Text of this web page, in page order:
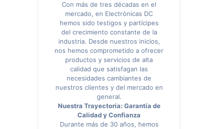
Con más de tres décadas en el
mercado, en Electrónicas DC
hemos sido testigos y partícipes
del crecimiento constante de la
industria. Desde nuestros inicios,
nos hemos comprometido a ofrecer
productos y servicios de alta
calidad que satisfagan las
necesidades cambiantes de
nuestros clientes y del mercado en
general.
Nuestra Trayectoria: Garantía de
Calidad y Confianza
Durante más de 30 años, hemos